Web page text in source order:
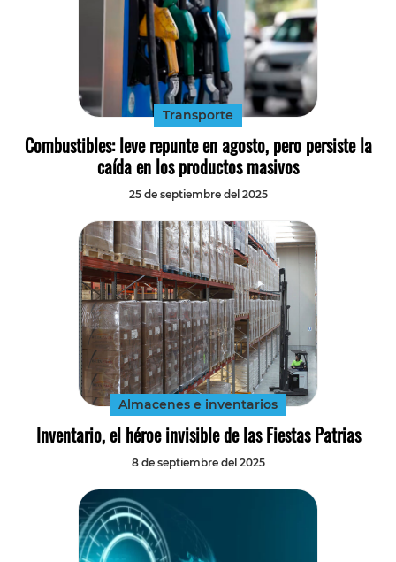
Transporte
Combustibles: leve repunte en agosto, pero persiste la
caída en los productos masivos
25 de septiembre del 2025
Almacenes e inventarios
Inventario, el héroe invisible de las Fiestas Patrias
8 de septiembre del 2025